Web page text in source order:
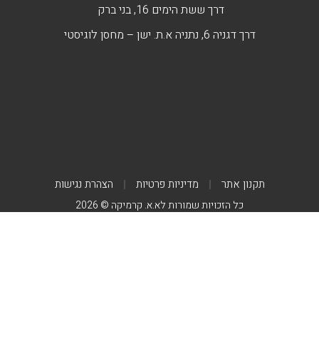
דרך ששת הימים 16, בני ברק
דרך דגניה 6, נתניה א.ת. ישן – מחסן לוגיסטי
תקנון אתר מדיניות פרטיות הצהרת נגישות
כל הזכויות שמורות לא.א. קרמיקה © 2026